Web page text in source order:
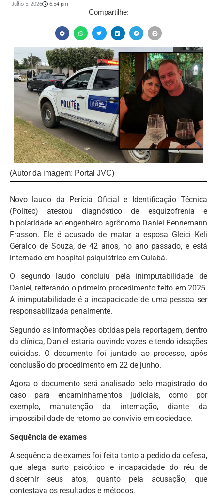
Julho 5, 2026 6:54 pm
Compartilhe:
(Autor da imagem: Portal JVC)
Novo laudo da Perícia Oficial e Identificação Técnica
(Politec) atestou diagnóstico de esquizofrenia e
bipolaridade ao engenheiro agrônomo Daniel Bennemann
Frasson. Ele é acusado de matar a esposa Gleici Keli
Geraldo de Souza, de 42 anos, no ano passado, e está
internado em hospital psiquiátrico em Cuiabá.
O segundo laudo concluiu pela inimputabilidade de
Daniel, reiterando o primeiro procedimento feito em 2025.
A inimputabilidade é a incapacidade de uma pessoa ser
responsabilizada penalmente.
Segundo as informações obtidas pela reportagem, dentro
da clínica, Daniel estaria ouvindo vozes e tendo ideações
suicidas. O documento foi juntado ao processo, após
conclusão do procedimento em 22 de junho.
Agora o documento será analisado pelo magistrado do
caso para encaminhamentos judiciais, como por
exemplo, manutenção da internação, diante da
impossibilidade de retorno ao convívio em sociedade.
Sequência de exames
A sequência de exames foi feita tanto a pedido da defesa,
que alega surto psicótico e incapacidade do réu de
discernir seus atos, quanto pela acusação, que
contestava os resultados e métodos.